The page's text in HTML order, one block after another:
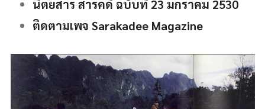
นิตยสาร สารคดี ฉบับที่ 23 มกราคม 2530
ติดตามเพจ Sarakadee Magazine